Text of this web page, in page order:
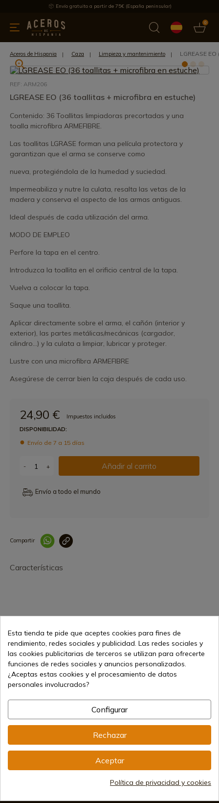
Envío gratuito a partir de 75€ (España peninsular)
0
menaje Ofertas Ultimas novedades Los más vendidos
Aceros de Hispania Caza Limpieza y mantenimiento LGREASE
REF: ARM206
LGREASE EO (36 toallitas + microfibra en estuche)
Contenido: 36 Toallitas limpiadoras precortadas y una
toalla microfibra ARMEFIBRE.
Las toallitas LGRASE forman una película protectora y
garantizan que el arma se conserve como
nueva, protegiéndola de la humedad y suciedad.
Impermeabiliza y nutre la culata, resalta las vetas de la
madera y conserva el aspecto de las armas antiguas.
Ideal después de cada utilización del arma.
MODO DE EMPLEO
Perfore la tapa en el centro.
Introduzca la toallita en el orificio central de la tapa.
Vuelva a colocar la tapa.
Saque una toallita.
Aplicar directamente sobre el arma, el cañón (interior y
exterior), las partes metálicas/mecánicas (cargador,
cilindro...) y la culata a limpiar, lubricar y proteger.
Lustre con una microfibra ARMEFIBRE
Asegúrese de cerrar bien la caja después de cada uso.
24,90 €
Impuestos incluidos
DISPONIBILIDAD:
Envío de 7 a 15 días
- + Añadir al carrito
Envío a todo el mundo
Compartir
Características
24,90 € Añadir al carrito
Vendiendo online desde 1998
Envíos internacionales
Esta tienda te pide que aceptes cookies para fines de
rendimiento, redes sociales y publicidad. Las redes sociales y
las cookies publicitarias de terceros se utilizan para ofrecerte
funciones de redes sociales y anuncios personalizados.
¿Aceptas estas cookies y el procesamiento de datos
personales involucrados?
Configurar
Rechazar
Aceptar
Política de privacidad y cookies